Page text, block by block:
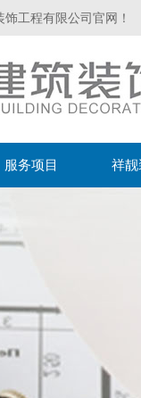
工程有限公司官网！
服务项目 祥